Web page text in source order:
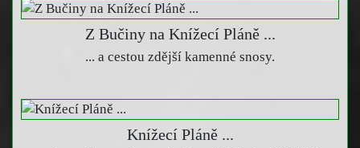
Z Bučiny na Knížecí Pláně ...
... a cestou zdější kamenné snosy.
Knížecí Pláně ...